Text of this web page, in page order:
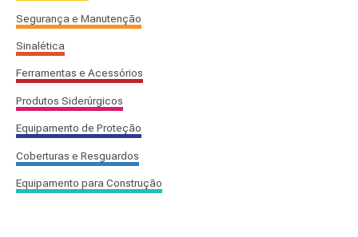
Segurança e Manutenção
Sinalética
Ferramentas e Acessórios
Produtos Siderúrgicos
Equipamento de Proteção
Coberturas e Resguardos
Equipamento para Construção